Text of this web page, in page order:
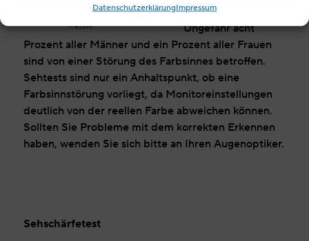
DatenschutzerklärungImpressum
Brille zu regulieren.
Ungefähr acht
Prozent aller Männer und ein Prozent aller Frauen
sind von einer Störung des Farbsinnes betroffen.
Sehtests sind nur ein Anhaltspunkt, ob eine
Farbsinnstörung vorliegt, da Monitoreinstellungen
deutlich von der reellen Farbe abweichen können.
Sollten Sie Probleme mit dem korrekten Erkennen
haben, wenden Sie sich bitte an Ihren Augenoptiker.
Sehschärfetest